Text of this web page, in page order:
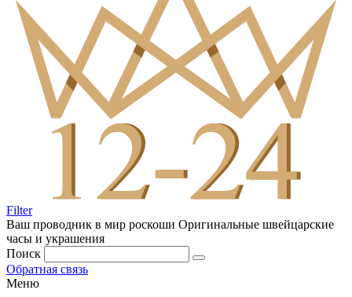
Filter
Ваш проводник в мир роскоши Оригинальные швейцарские
часы и украшения
Поиск
Обратная связь
Меню